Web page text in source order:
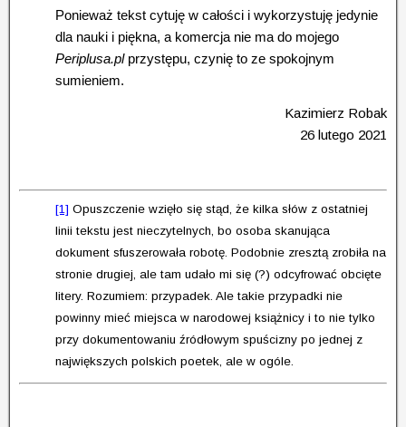
Ponieważ tekst cytuję w całości i wykorzystuję jedynie
dla nauki i piękna, a komercja nie ma do mojego
Periplusa.pl przystępu, czynię to ze spokojnym
sumieniem.
Kazimierz Robak
26 lutego 2021
[1] Opuszczenie wzięło się stąd, że kilka słów z ostatniej
linii tekstu jest nieczytelnych, bo osoba skanująca
dokument sfuszerowała robotę. Podobnie zresztą zrobiła na
stronie drugiej, ale tam udało mi się (?) odcyfrować obcięte
litery. Rozumiem: przypadek. Ale takie przypadki nie
powinny mieć miejsca w narodowej książnicy i to nie tylko
przy dokumentowaniu źródłowym spuścizny po jednej z
największych polskich poetek, ale w ogóle.